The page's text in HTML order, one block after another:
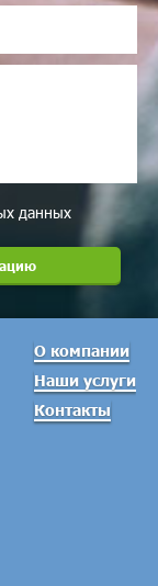
данных
О компании
Наши услуги
Контакты